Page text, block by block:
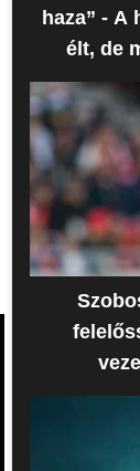
haza” - A
élt, de